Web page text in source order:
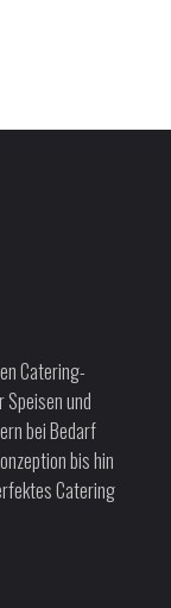
Catering-
Speisen und
bei Bedarf
bis hin
Catering